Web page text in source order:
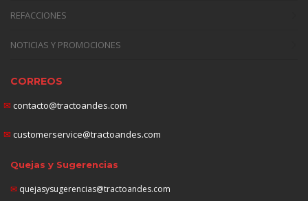
REFACCIONES
NOTICIAS Y PROMOCIONES
CORREOS
✉ contacto@tractoandes.com
✉ customerservice@tractoandes.com
Quejas y Sugerencias
✉ quejasysugerencias@tractoandes.com